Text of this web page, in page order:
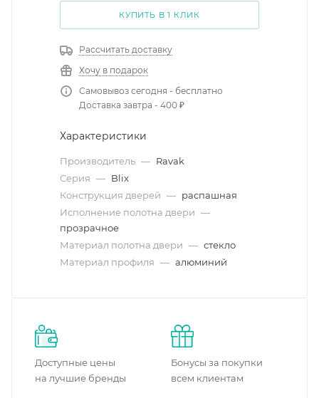
КУПИТЬ В 1 КЛИК
Рассчитать доставку
Хочу в подарок
Самовывоз сегодня - бесплатно
Доставка завтра - 400 ₽
Характеристики
Производитель — Ravak
Серия — Blix
Конструкция дверей — распашная
Исполнение полотна двери —
прозрачное
Материал полотна двери — стекло
Материал профиля — алюминий
Доступные цены
на лучшие бренды
Бонусы за покупки
всем клиентам